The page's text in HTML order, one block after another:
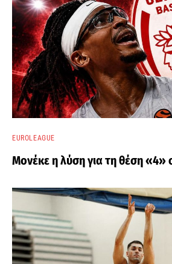
EUROLEAGUE
Μονέκε η λύση για τη θέση «4»